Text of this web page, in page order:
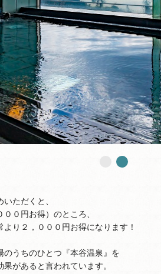
ただくと、
０円お得）のところ、
り２，０００円お得になります！
うちのひとつ『本谷温泉』を
があると言われています。